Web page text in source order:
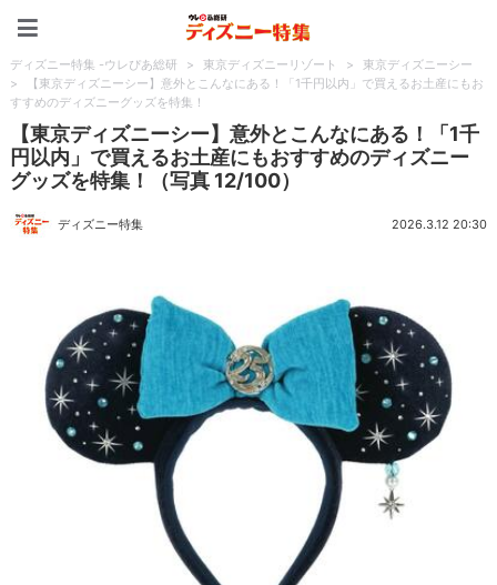
ディズニー特集 -ウレぴあ総研 > 東京ディズニーリゾート >
東京ディズニーシー
>
【東京ディズニーシー】意外とこんなにある！「1千円以内」で買えるお土産にもお
すすめのディズニーグッズを特集！
【東京ディズニーシー】意外とこんなにある！「1千
円以内」で買えるお土産にもおすすめのディズニー
グッズを特集！（写真 12/100）
ディズニー特集 2026.3.12 20:30